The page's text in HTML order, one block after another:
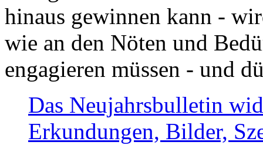
hinaus gewinnen kann -
wie an den Nöten und
engagieren müssen - und
Das Neujahrsbulletin
Erkundungen, Bilder,